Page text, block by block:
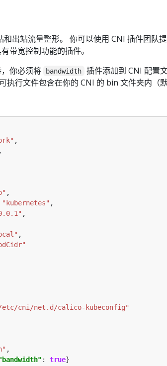
出站流量整形。 你可以使用 CNI 插件团队
带宽控制功能的插件。
你必须将
bandwidth 插件添加到 CNI 配置
执行文件包含在你的 CNI 的 bin 文件夹内（
"kubernetes"
cni/net.d/calico-kubeconfig"
: true